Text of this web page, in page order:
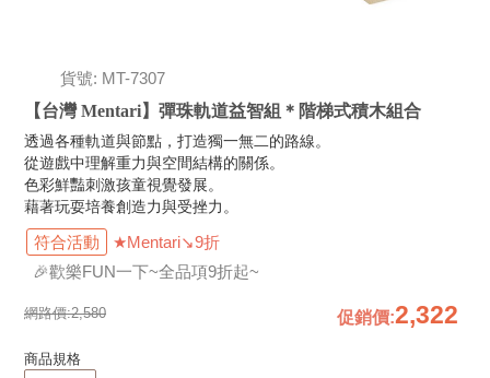
貨號: MT-7307
【台灣 Mentari】彈珠軌道益智組＊階梯式積木組合
透過各種軌道與節點，打造獨一無二的路線。
從遊戲中理解重力與空間結構的關係。
色彩鮮豔刺激孩童視覺發展。
藉著玩耍培養創造力與受挫力。
符合活動
★Mentari↘9折
🎉歡樂FUN一下~全品項9折起~
網路價:2,580 促銷價:2,322
商品規格